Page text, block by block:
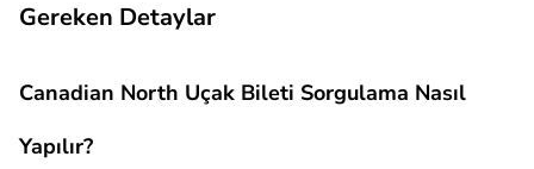
Gereken Detaylar
Canadian North Uçak Bileti Sorgulama Nasıl
Yapılır?